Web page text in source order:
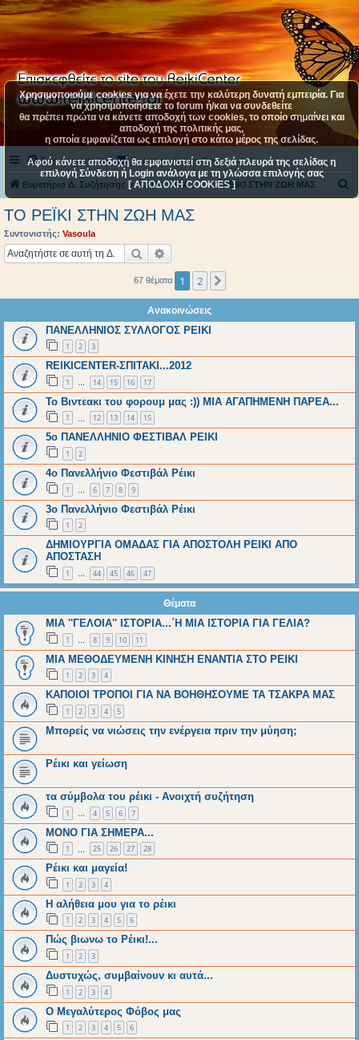
Συχνές ερωτήσεις Επικοινωνήστε μαζί μας
Ευρετήριο Δ. Συζήτησης ΚΑΤΗΓΟΡΙΑ 1 ΤΟ ΡΕΪΚΙ ΣΤΗΝ ΖΩΗ ΜΑΣ
η
ΤΟ ΡΕΪΚΙ ΣΤΗΝ ΖΩΗ ΜΑΣ
Συντονιστής: Vasoula
Αναζήτηση
67 θέματα 1 2
Ανακοινώσεις
ΠΑΝΕΛΛΗΝΙΟΣ ΣΥΛΛΟΓΟΣ ΡΕΙΚΙ
1 2 3
REIKICENTER-ΣΠΙΤΑΚΙ...2012
1 … 14 15 16 17
To Βιντεακι του φορουμ μας :)) ΜΙΑ ΑΓΑΠΗΜΕΝΗ ΠΑΡΕΑ...
1 12 13 14 15
5ο ΠΑΝΕΛΛΗΝΙΟ ΦΕΣΤΙΒΑΛ ΡΕΙΚΙ
1 2
4ο Πανελλήνιο Φεστιβάλ Ρέικι
1 … 6 7 8 9
3ο Πανελλήνιο Φεστιβάλ Ρέικι
1 2
ΔΗΜΙΟΥΡΓΙΑ ΟΜΑΔΑΣ ΓΙΑ ΑΠΟΣΤΟΛΗ ΡΕΙΚΙ ΑΠΟ
ΑΠΟΣΤΑΣΗ
1 … 44 45 46 47
Θέματα
ΜΙΑ ''ΓΕΛOΙΑ'' ΙΣΤΟΡΙΑ...΄Η ΜΙΑ ΙΣΤΟΡΙΑ ΓΙΑ ΓΕΛΙΑ?
1 … 8 9 10 11
ΜΙΑ ΜΕΘΟΔΕΥΜΕΝΗ ΚΙΝΗΣΗ ΕΝΑΝΤΙΑ ΣΤΟ ΡΕΙΚΙ
1 2 3 4
ΚΑΠΟΙΟΙ ΤΡΟΠΟΙ ΓΙΑ ΝΑ ΒΟΗΘΗΣΟΥΜΕ ΤΑ ΤΣΑΚΡΑ ΜΑΣ
1 2 3 4 5
Μπορείς να νιώσεις την ενέργεια πριν την μύηση;
Ρέικι και γείωση
τα σύμβολα του ρέικι - Ανοιχτή συζήτηση
1 … 4 5 6 7
ΜΟΝΟ ΓΙΑ ΣΗΜΕΡΑ...
1 25 26 27 28
Ρέικι και μαγεία!
1 2 3 4
Η αλήθεια μου για το ρέικι
1 2 3 4 5 6
Πώς βιωνω το Ρέικι!...
1 2 3
Δυστυχώς, συμβαίνουν κι αυτά...
1 2 3 4
Ο Μεγαλύτερος Φόβος μας
1 2 3 4 5 6
Χρησιμοποιούμε cookies για να έχετε την καλύτερη δυνατή εμπειρία. Για
να χρησιμοποιήσετε το forum ή/και να συνδεθείτε
θα πρέπει πρώτα να κάνετε αποδοχή των cookies, το οποίο σημαίνει και
αποδοχή της πολιτικής μας,
η οποία εμφανίζεται ως επιλογή στο κάτω μέρος της σελίδας.
Αφού κάνετε αποδοχή θα εμφανιστεί στη δεξιά πλευρά της σελίδας η
επιλογή Σύνδεση ή Login ανάλογα με τη γλώσσα επιλογής σας
[ ΑΠΟΔΟΧΗ COOKIES ]